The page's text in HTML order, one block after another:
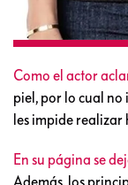
Como el actor
piel, por lo cual no
les impide realizar
En su página se
Además, los